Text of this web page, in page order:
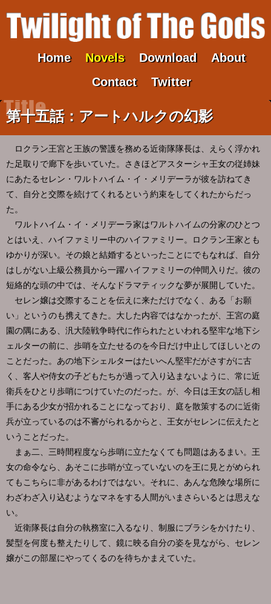
Home Novels Download
About
Contact
Twitter
第十五話：アートハルクの幻影
ロクラン王宮と王族の警護を務める近衛隊隊長は、えらく浮かれ
た足取りで廊下を歩いていた。さきほどアスターシャ王女の従姉妹
にあたるセレン・ワルトハイム・イ・メリデーラが彼を訪ねてき
て、自分と交際を続けてくれるという約束をしてくれたからだっ
た。
ワルトハイム・イ・メリデーラ家はワルトハイムの分家のひとつ
とはいえ、ハイファミリー中のハイファミリー。ロクラン王家とも
ゆかりが深い。その娘と結婚するといったことにでもなれば、自分
はしがない上級公務員から一躍ハイファミリーの仲間入りだ。彼の
短絡的な頭の中では、そんなドラマティックな夢が展開していた。
セレン嬢は交際することを伝えに来ただけでなく、ある「お願
い」というのも携えてきた。大した内容ではなかったが、王宮の庭
園の隅にある、汎大陸戦争時代に作られたといわれる堅牢な地下シ
ェルターの前に、歩哨を立たせるのを今日だけ中止してほしいとの
ことだった。あの地下シェルターはたいへん堅牢だがさすがに古
く、客人や侍女の子どもたちが過って入り込まないように、常に近
衛兵をひとり歩哨につけていたのだった。が、今日は王女の話し相
手にある少女が招かれることになっており、庭を散策するのに近衛
兵が立っているのは不審がられるからと、王女がセレンに伝えたと
いうことだった。
まぁ二、三時間程度なら歩哨に立たなくても問題はあるまい。王
女の命令なら、あそこに歩哨が立っていないのを王に見とがめられ
てもこちらに非があるわけではない。それに、あんな危険な場所に
わざわざ入り込むようなマネをする人間がいまさらいるとは思えな
い。
近衛隊長は自分の執務室に入るなり、制服にブラシをかけたり、
髪型を何度も整えたりして、鏡に映る自分の姿を見ながら、セレン
嬢がこの部屋にやってくるのを待ちかまえていた。